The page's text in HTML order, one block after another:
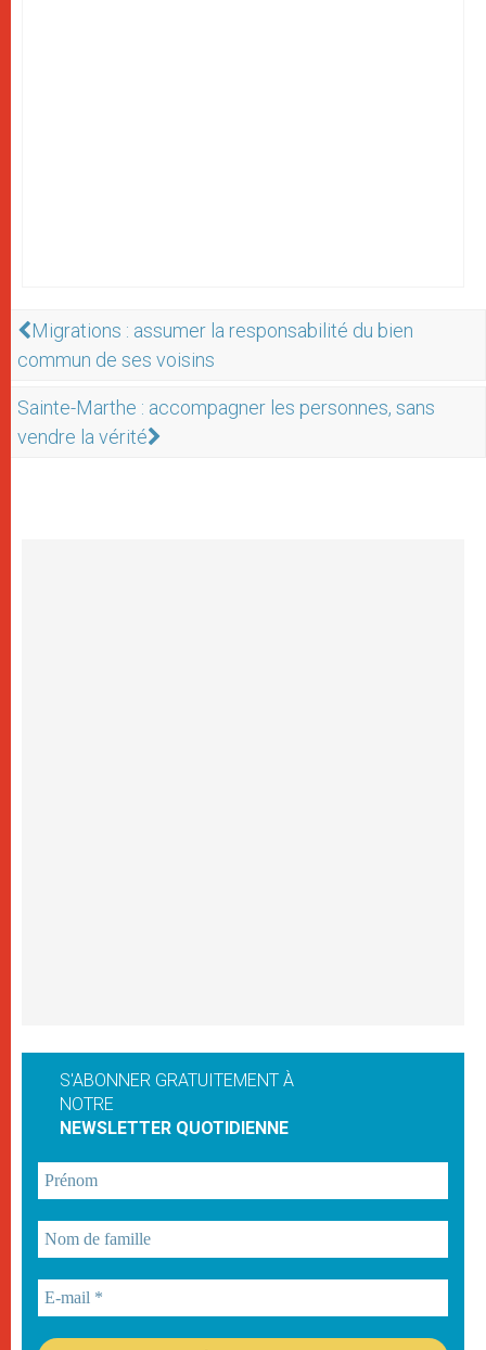
Migrations : assumer la responsabilité du bien
commun de ses voisins
Sainte-Marthe : accompagner les personnes, sans
vendre la vérité
S'ABONNER GRATUITEMENT À
NOTRE
NEWSLETTER QUOTIDIENNE